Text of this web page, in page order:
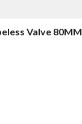
Valve 80MM